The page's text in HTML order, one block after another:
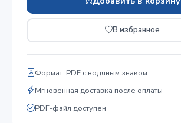
В избранное
Формат: PDF с водяным знаком
Мгновенная доставка после оплаты
PDF-файл доступен